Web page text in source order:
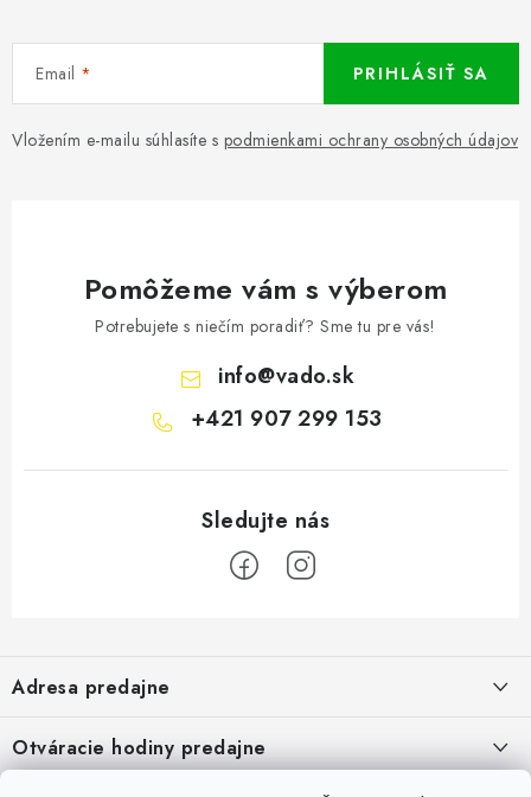
Email
Vložením e-mailu súhlasíte s podmienkami ochrany osobných údajov
PRIHLÁSIŤ SA
Pomôžeme vám s výberom
Potrebujete s niečím poradiť? Sme tu pre vás!
info@vado.sk
+421 907 299 153
p
ä
t
Adresa predajne
Pekárska 4, 941 31 Dvory nad Žitavou
Otváracie hodiny predajne